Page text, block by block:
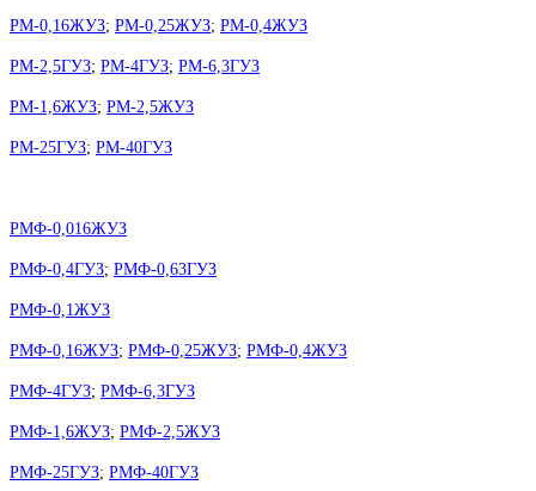
РМ-0,16ЖУЗ; РМ-0,25ЖУЗ; РМ-0,4ЖУЗ
РМ-2,5ГУЗ; РМ-4ГУЗ; РМ-6,3ГУЗ
РМ-1,6ЖУЗ; РМ-2,5ЖУЗ
РМ-25ГУЗ; РМ-40ГУЗ
РМФ-0,016ЖУЗ
РМФ-0,4ГУЗ; РМФ-0,63ГУЗ
РМФ-0,1ЖУЗ
РМФ-0,16ЖУЗ; РМФ-0,25ЖУЗ; РМФ-0,4ЖУЗ
РМФ-4ГУЗ; РМФ-6,3ГУЗ
РМФ-1,6ЖУЗ; РМФ-2,5ЖУЗ
РМФ-25ГУЗ; РМФ-40ГУЗ